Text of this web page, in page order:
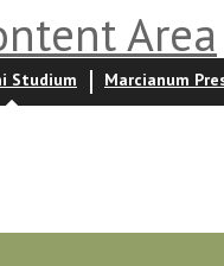
Area
Studium Marcianum